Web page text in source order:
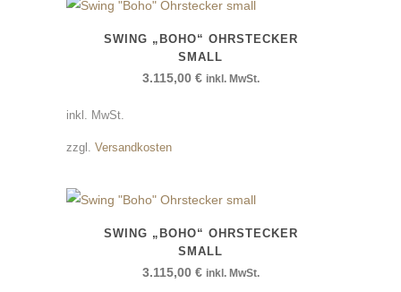
SWING „BOHO“ OHRSTECKER
SMALL
3.115,00 € inkl. MwSt.
inkl. MwSt.
zzgl. Versandkosten
SWING „BOHO“ OHRSTECKER
SMALL
3.115,00 € inkl. MwSt.